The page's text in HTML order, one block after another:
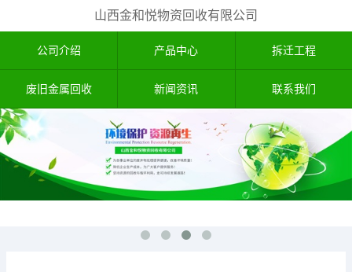
山西金和悦物资回收有限公司
公司介绍 产品中心 拆迁工程
废旧金属回收 新闻资讯 联系我们